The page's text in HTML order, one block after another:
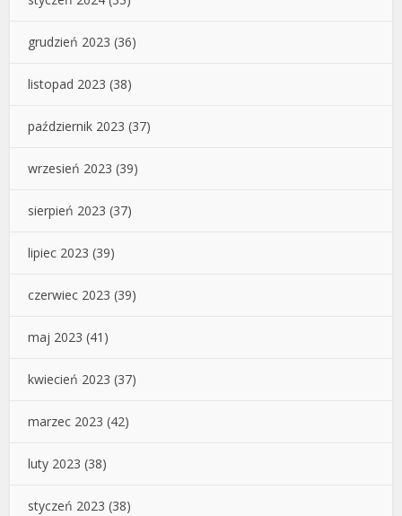
grudzień 2023 (36)
listopad 2023 (38)
październik 2023 (37)
wrzesień 2023 (39)
sierpień 2023 (37)
lipiec 2023 (39)
czerwiec 2023 (39)
maj 2023 (41)
kwiecień 2023 (37)
marzec 2023 (42)
luty 2023 (38)
styczeń 2023 (38)